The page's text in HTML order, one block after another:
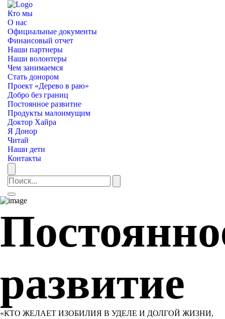
Кто мы
О нас
Официальные документы
Финансовый отчет
Наши партнеры
Наши волонтеры
Чем занимаемся
Стать донором
Проект «Дерево в раю»
Добро без границ
Постоянное развитие
Продукты малоимущим
Доктор Хайра
Я Донор
Читай
Наши дети
Контакты
развитие
«КТО ЖЕЛАЕТ ИЗОБИЛИЯ В УДЕЛЕ И ДОЛГОЙ ЖИЗНИ,